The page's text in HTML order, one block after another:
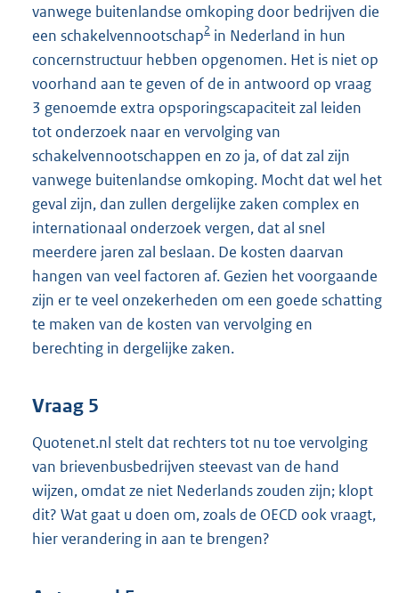
vanwege buitenlandse omkoping door bedrijven die
een schakelvennootschap2 in Nederland in hun
concernstructuur hebben opgenomen. Het is niet op
voorhand aan te geven of de in antwoord op vraag
3 genoemde extra opsporingscapaciteit zal leiden
tot onderzoek naar en vervolging van
schakelvennootschappen en zo ja, of dat zal zijn
vanwege buitenlandse omkoping. Mocht dat wel het
geval zijn, dan zullen dergelijke zaken complex en
internationaal onderzoek vergen, dat al snel
meerdere jaren zal beslaan. De kosten daarvan
hangen van veel factoren af. Gezien het voorgaande
zijn er te veel onzekerheden om een goede schatting
te maken van de kosten van vervolging en
berechting in dergelijke zaken.
Vraag 5
Quotenet.nl stelt dat rechters tot nu toe vervolging
van brievenbusbedrijven steevast van de hand
wijzen, omdat ze niet Nederlands zouden zijn; klopt
dit? Wat gaat u doen om, zoals de OECD ook vraagt,
hier verandering in aan te brengen?